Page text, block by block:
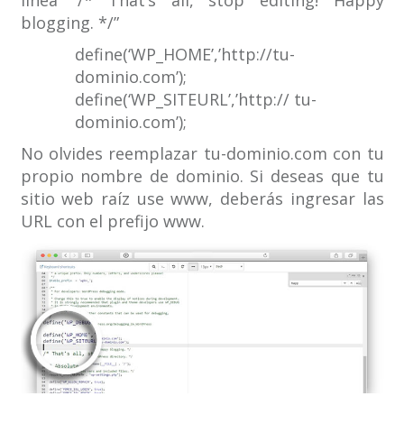
blogging. */”
define(‘WP_HOME’,’http://tu-
dominio.com’);
define(‘WP_SITEURL’,’http:// tu-
dominio.com’);
No olvides reemplazar tu-dominio.com con tu
propio nombre de dominio. Si deseas que tu
sitio web raíz use www, deberás ingresar las
URL con el prefijo www.